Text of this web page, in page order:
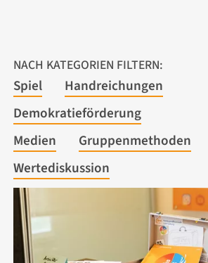
NACH KATEGORIEN FILTERN:
Spiel
Handreichungen
Demokratieförderung
Medien
Gruppenmethoden
Wertediskussion